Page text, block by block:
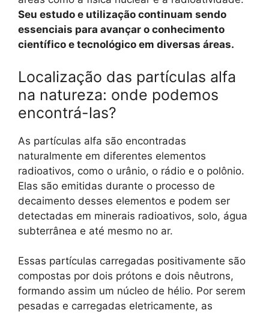
Seu estudo e utilização continuam sendo
essenciais para avançar o conhecimento
científico e tecnológico em diversas áreas.
Localização das partículas alfa
na natureza: onde podemos
encontrá-las?
As partículas alfa são encontradas
naturalmente em diferentes elementos
radioativos, como o urânio, o rádio e o polônio.
Elas são emitidas durante o processo de
decaimento desses elementos e podem ser
detectadas em minerais radioativos, solo, água
subterrânea e até mesmo no ar.
Essas partículas carregadas positivamente são
compostas por dois prótons e dois nêutrons,
formando assim um núcleo de hélio. Por serem
pesadas e carregadas eletricamente, as